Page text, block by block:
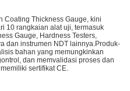
Coating Thickness Gauge, kini
10 rangkaian alat uji, termasuk
Gauge, Hardness Testers,
dan instrumen NDT lainnya.Produk-
bahan yang memungkinkan
dan memvalidasi proses dan
sertifikat CE.